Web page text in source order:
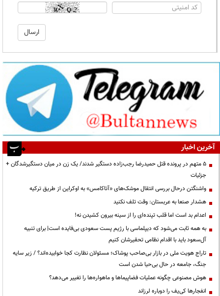
آخرین اخبار
۵ متهم در پرونده قتل حمیدرضا رجب‌زاده دستگیر شدند/ یک زن در میان دستگیرشدگان +
جزئیات
واشنگتن درحال بررسی انتقال موشک‌های «آتاکامس» به اوکراین از طریق ترکیه
هشدار صنعا به عربستان: وقت تلف نکنید
اعدام بد است اما قلب تپنده‌ای را از سینه بیرون کشیدن نه!
به همه ثابت می‌شود که دیپلماسی با رژیم پست سعودی بی‌فایده است| برای تنبیه
آل‌سعود باید با اقدام نظامی تحقیرشان کنیم
تاراج هویت ملی در بازار بی‌صاحب پوشاک؛ مسئولان نظارت کجا خوابیده‌اند؟ / زیر سایه
جنگ، جامعه در حال بی‌حیا شدن است
هوش مصنوعی چگونه عملیات فضاپیماها و ماهواره‌ها را تغییر می‌دهد؟
انفجارها کی‌یف را دوباره لرزاند